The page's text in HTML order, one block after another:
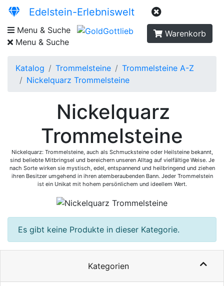
Edelstein-Erlebniswelt
Menu & Suche
Menu & Suche
Warenkorb
Katalog Trommelsteine
Trommelsteine A-Z
Nickelquarz Trommelsteine
Nickelquarz
Trommelsteine
Nickelquarz: Trommelsteine, auch als Schmucksteine oder Heilsteine bekannt,
sind beliebte Mitbringsel und bereichern unseren Alltag auf vielfältige Weise. Je
nach Sorte wirken sie mystisch, edel, entspannend und heilbringend und ziehen
ihren Besitzer umgehend in ihren atemberaubenden Bann. Jeder Trommelstein
ist ein Unikat mit hohem persönlichem und ideellem Wert.
Es gibt keine Produkte in dieser Kategorie.
Kategorien